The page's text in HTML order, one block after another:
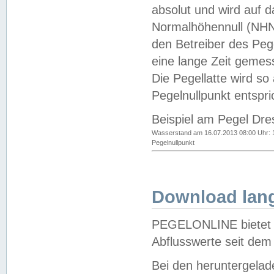
absolut und wird auf
Normalhöhennull
den Betreiber des
eine lange Zeit
Die Pegellatte wird
Pegelnullpunkt
Beispiel am Pegel
Wasserstand am 16.07.2013 08:00 Uhr:
Pegelnullpunkt
Download
PEGELONLINE
Abflusswerte seit
Bei den